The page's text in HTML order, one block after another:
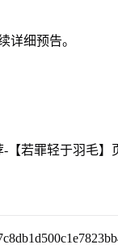
详细预告。
【若罪轻于羽毛】